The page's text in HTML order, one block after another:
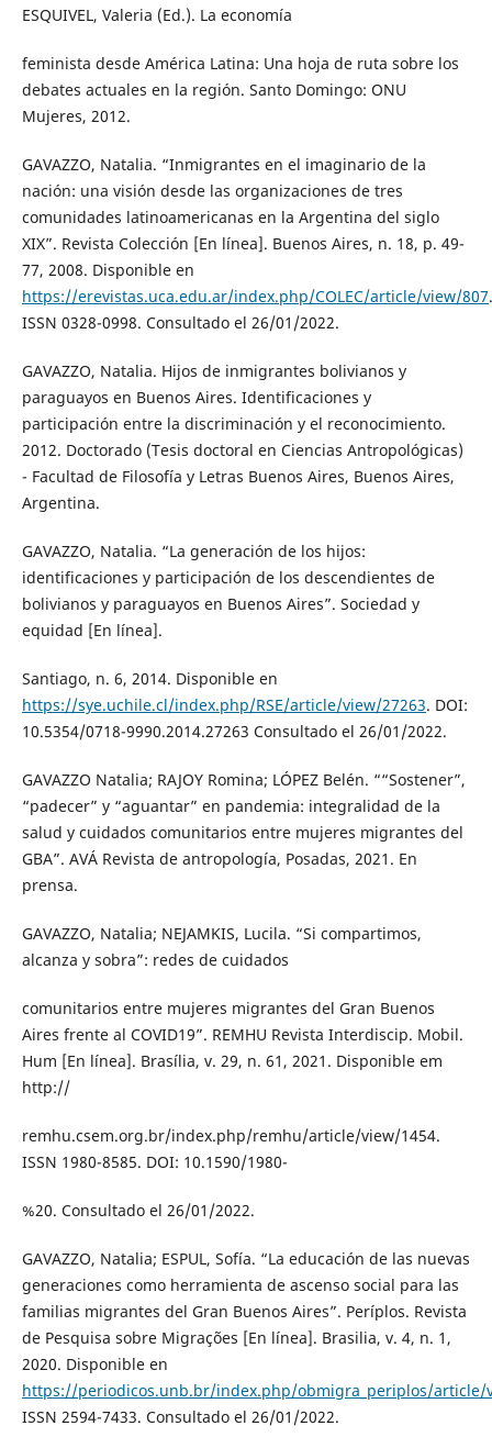
ESQUIVEL, Valeria (Ed.). La economía
feminista desde América Latina: Una hoja de ruta sobre los
debates actuales en la región. Santo Domingo: ONU
Mujeres, 2012.
GAVAZZO, Natalia. “Inmigrantes en el imaginario de la
nación: una visión desde las organizaciones de tres
comunidades latinoamericanas en la Argentina del siglo
XIX”. Revista Colección [En línea]. Buenos Aires, n. 18, p. 49-
77, 2008. Disponible en
https://erevistas.uca.edu.ar/index.php/COLEC/article/view/807.
ISSN 0328-0998. Consultado el 26/01/2022.
GAVAZZO, Natalia. Hijos de inmigrantes bolivianos y
paraguayos en Buenos Aires. Identificaciones y
participación entre la discriminación y el reconocimiento.
2012. Doctorado (Tesis doctoral en Ciencias Antropológicas)
- Facultad de Filosofía y Letras Buenos Aires, Buenos Aires,
Argentina.
GAVAZZO, Natalia. “La generación de los hijos:
identificaciones y participación de los descendientes de
bolivianos y paraguayos en Buenos Aires”. Sociedad y
equidad [En línea].
Santiago, n. 6, 2014. Disponible en
https://sye.uchile.cl/index.php/RSE/article/view/27263. DOI:
10.5354/0718-9990.2014.27263 Consultado el 26/01/2022.
GAVAZZO Natalia; RAJOY Romina; LÓPEZ Belén. ““Sostener”,
“padecer” y “aguantar” en pandemia: integralidad de la
salud y cuidados comunitarios entre mujeres migrantes del
GBA”. AVÁ Revista de antropología, Posadas, 2021. En
prensa.
GAVAZZO, Natalia; NEJAMKIS, Lucila. “Si compartimos,
alcanza y sobra”: redes de cuidados
comunitarios entre mujeres migrantes del Gran Buenos
Aires frente al COVID19”. REMHU Revista Interdiscip. Mobil.
Hum [En línea]. Brasília, v. 29, n. 61, 2021. Disponible em
http://
remhu.csem.org.br/index.php/remhu/article/view/1454.
ISSN 1980-8585. DOI: 10.1590/1980-
%20. Consultado el 26/01/2022.
GAVAZZO, Natalia; ESPUL, Sofía. “La educación de las nuevas
generaciones como herramienta de ascenso social para las
familias migrantes del Gran Buenos Aires”. Períplos. Revista
de Pesquisa sobre Migrações [En línea]. Brasilia, v. 4, n. 1,
2020. Disponible en
https://periodicos.unb.br/index.php/obmigra_periplos/article/
ISSN 2594-7433. Consultado el 26/01/2022.